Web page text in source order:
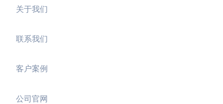
关于我们
联系我们
客户案例
公司官网